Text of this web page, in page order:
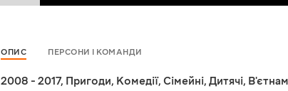
ОПИС ПЕРСОНИ І КОМАНДИ
2008 - 2017, Пригоди, Комедії, Сімейні, Дитячі, В'єтнам